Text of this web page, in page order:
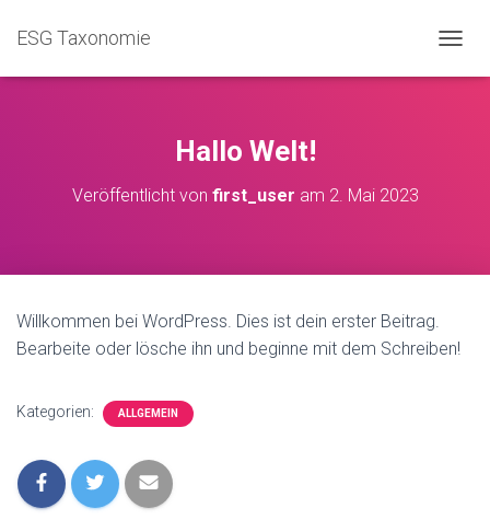
ESG Taxonomie
A
H
Hallo Welt!
Veröffentlicht von first_user am 2. Mai 2023
Willkommen bei WordPress. Dies ist dein erster Beitrag.
Bearbeite oder lösche ihn und beginne mit dem Schreiben!
Kategorien: ALLGEMEIN